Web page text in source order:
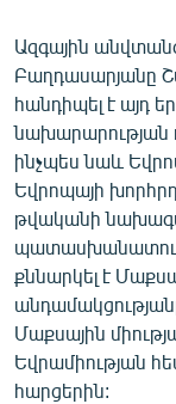
ՏԵՍԱՆՅՈՒԹԵՐ
ԲԱՆԱՎԵՃ
ՁԳՏԵԼՈՎ
ՓՈԴՔԱՍԹ
Հայերեն
English
Русский
Ազգային
Բաղդասարյանը
հանդիպել է այդ
նախարարության
ինչպես նաև
Եվրոպայի
թվականի
պատասխանատու
քննարկել է
Մաքսային
Եվրամիության
հարցերին: